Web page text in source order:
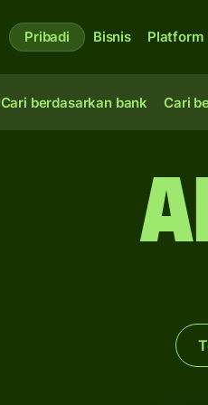
Pribadi Bisnis Platform
Cari berdasarkan bank Cari